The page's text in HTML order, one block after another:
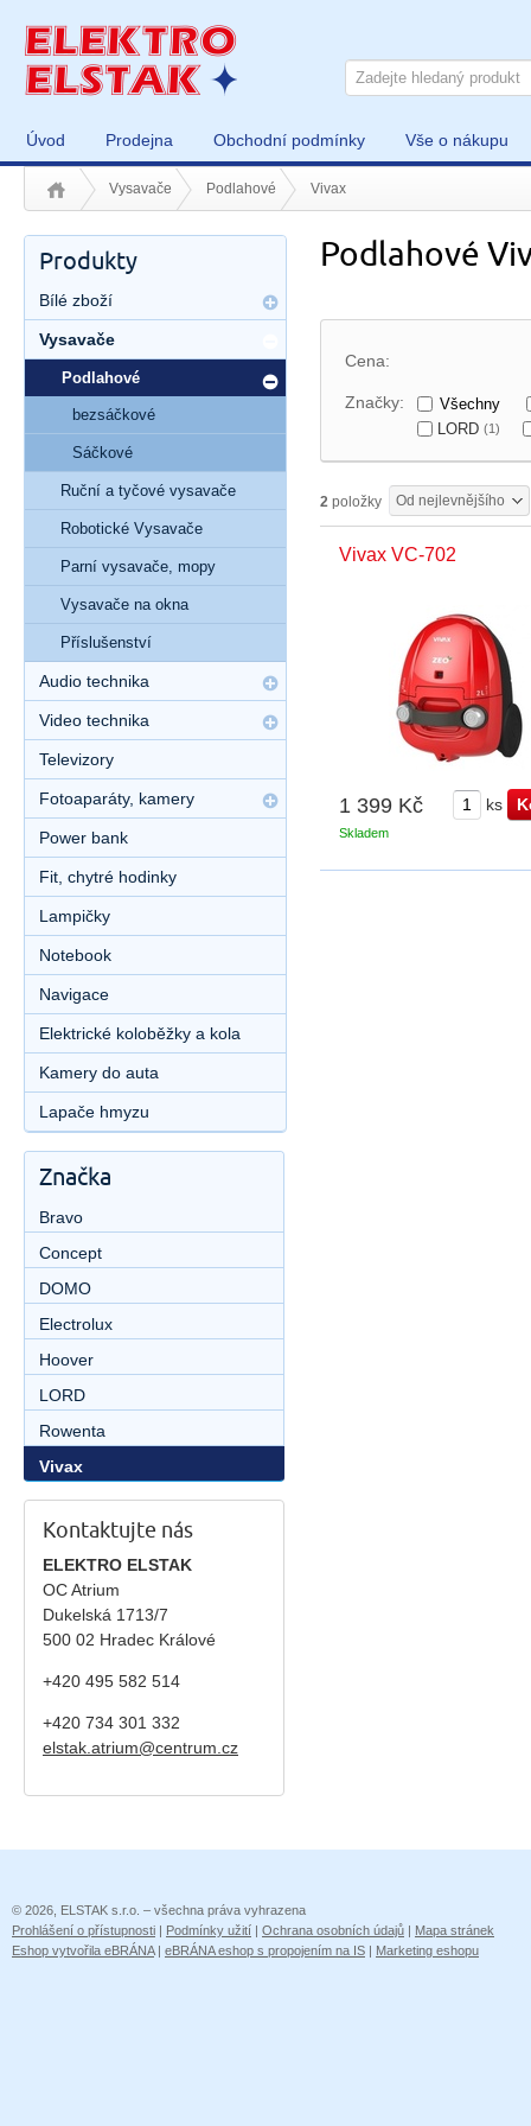
Úvod Prodejna Obchodní podmínky Vše o nákupu
Vysavače Podlahové Vivax
Podlahové
Cena:
Značky:
Všechny
LORD (1)
2 položky Od nejlevnějšího
Vivax VC-702
1 399 Kč ks
Skladem
Produkty
Bílé zboží
Vysavače
Podlahové
bezsáčkové
Sáčkové
Ruční a tyčové vysavače
Robotické Vysavače
Parní vysavače, mopy
Vysavače na okna
Příslušenství
Audio technika
Video technika
Televizory
Fotoaparáty, kamery
Power bank
Fit, chytré hodinky
Lampičky
Notebook
Navigace
Elektrické koloběžky a kola
Kamery do auta
Lapače hmyzu
Značka
Bravo
Concept
DOMO
Electrolux
Hoover
LORD
Rowenta
Vivax
Kontaktujte nás
ELEKTRO ELSTAK
OC Atrium
Dukelská 1713/7
500 02 Hradec Králové
+420 495 582 514
+420 734 301 332
elstak.atrium@centrum.cz
© 2026, ELSTAK s.r.o. – všechna práva vyhrazena
Prohlášení o přístupnosti | Podmínky užití | Ochrana osobních údajů | Mapa stránek
Eshop vytvořila eBRÁNA| eBRÁNA eshop s propojením na IS | Marketing eshopu